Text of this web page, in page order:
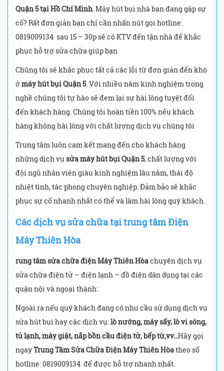
Quận 5 tại Hồ Chí Minh . Máy hút bụi nhà bạn đang gặp sự
cố? Rất đơn giản bạn chỉ cần nhấn nút gọi hotline:
0819009134 sau 15 – 30p sẽ có KTV đến tận nhà để khắc
phục hỗ trợ sửa chữa giúp bạn
Chúng tôi sẽ khắc phục tất cả các lỗi từ đơn giản đến khó
ở máy hút bụi Quận 5. Với nhiều năm kinh nghiệm trong
nghề chúng tôi tự hào sẽ đem lại sự hài lòng tuyệt đối
đến khách hàng. Chúng tôi hoàn tiền 100% nếu khách
hàng không hài lòng với chất lượng dịch vụ chúng tôi
Trung tâm luôn cam kết mang đến cho khách hàng
những dịch vụ sửa máy hút bụi Quận 5, chất lượng với
đội ngũ nhân viên giàu kinh nghiệm lâu năm, thái độ
nhiệt tình, tác phong chuyên nghiệp. Đảm bảo sẽ khắc
phục sự cố nhanh nhất có thể và làm hài lòng quý khách.
Các dịch vụ sửa chữa tại trung tâm Điện
Máy Thiên Hòa
rung tâm sửa chữa điện Máy Thiên Hòachuyên dịch vụ
sửa chữa điện tử – điện lạnh – đồ điện dân dụng tại các
quận nội và ngoại thành:
Ngoài ra nếu quý khách đang có nhu cầu sử dụng dịch vụ
sửa hút bụi hay các dịch vụ:lò nướng, máy sấy, lò vi sóng,
tủ lạnh, máy giặt, nắp bồn cầu điện tử, bếp từ,vv…Hãy gọi
ngayTrung Tâm Sửa Chữa Điện Máy Thiên Hòatheo số
hotline: 0819009134 để được hỗ trợ nhanh nhất.